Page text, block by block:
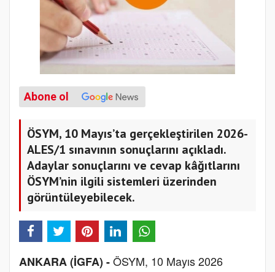
Abone ol
ÖSYM, 10 Mayıs’ta gerçekleştirilen 2026-
ALES/1 sınavının sonuçlarını açıkladı.
Adaylar sonuçlarını ve cevap kâğıtlarını
ÖSYM’nin ilgili sistemleri üzerinden
görüntüleyebilecek.
ANKARA (İGFA) -ÖSYM, 10 Mayıs 2026